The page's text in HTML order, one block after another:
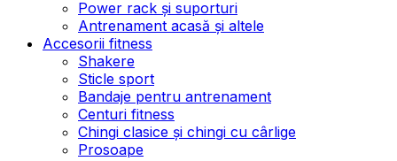
Power rack și suporturi
Antrenament acasă și altele
Accesorii fitness
Shakere
Sticle sport
Bandaje pentru antrenament
Centuri fitness
Chingi clasice și chingi cu cârlige
Prosoape